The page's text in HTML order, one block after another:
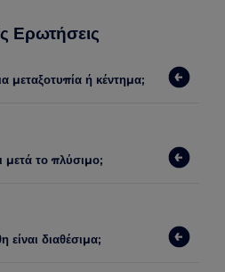
Ερωτήσεις
μεταξοτυπία ή κέντημα;
μετά το πλύσιμο;
είναι διαθέσιμα;